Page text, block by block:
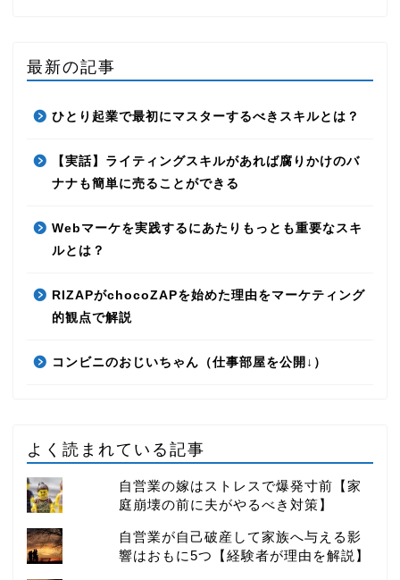
最新の記事
ひとり起業で最初にマスターするべきスキルとは？
【実話】ライティングスキルがあれば腐りかけのバ
ナナも簡単に売ることができる
Webマーケを実践するにあたりもっとも重要なスキ
ルとは？
RIZAPがchocoZAPを始めた理由をマーケティング
的観点で解説
コンビニのおじいちゃん（仕事部屋を公開↓）
よく読まれている記事
自営業の嫁はストレスで爆発寸前【家
庭崩壊の前に夫がやるべき対策】
自営業が自己破産して家族へ与える影
響はおもに5つ【経験者が理由を解説】